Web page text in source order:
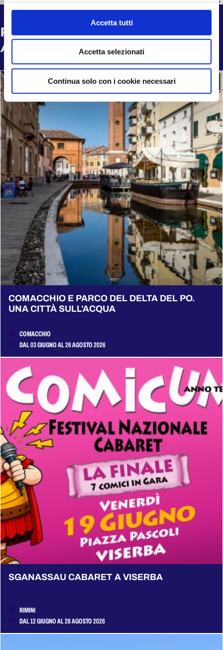
informazioni complete sul trattamento dati clicca qui:
Accetta tutti
Accetta selezionati
Continua solo con i cookie necessari
POTREBBE INTERESSARTI
ANCHE...
COMACCHIO E PARCO DEL DELTA DEL PO.
UNA CITTÀ SULL’ACQUA
COMACCHIO
DAL 03 GIUGNO AL 26 AGOSTO 2026
SGANASSAU CABARET A VISERBA
RIMINI
DAL 12 GIUGNO AL 28 AGOSTO 2026